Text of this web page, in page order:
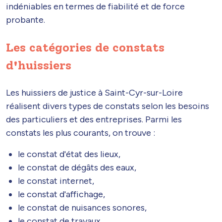
indéniables en termes de fiabilité et de force
probante.
Les catégories de constats
d'huissiers
Les huissiers de justice à Saint-Cyr-sur-Loire
réalisent divers types de constats selon les besoins
des particuliers et des entreprises. Parmi les
constats les plus courants, on trouve :
le constat d'état des lieux,
le constat de dégâts des eaux,
le constat internet,
le constat d'affichage,
le constat de nuisances sonores,